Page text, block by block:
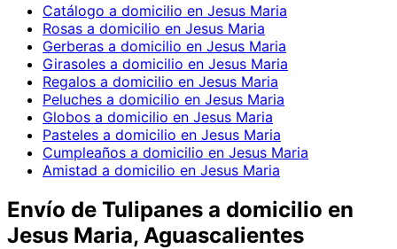
Catálogo a domicilio en Jesus Maria
Rosas a domicilio en Jesus Maria
Gerberas a domicilio en Jesus Maria
Girasoles a domicilio en Jesus Maria
Regalos a domicilio en Jesus Maria
Peluches a domicilio en Jesus Maria
Globos a domicilio en Jesus Maria
Pasteles a domicilio en Jesus Maria
Cumpleaños a domicilio en Jesus Maria
Amistad a domicilio en Jesus Maria
Envío de Tulipanes a domicilio en
Jesus Maria, Aguascalientes